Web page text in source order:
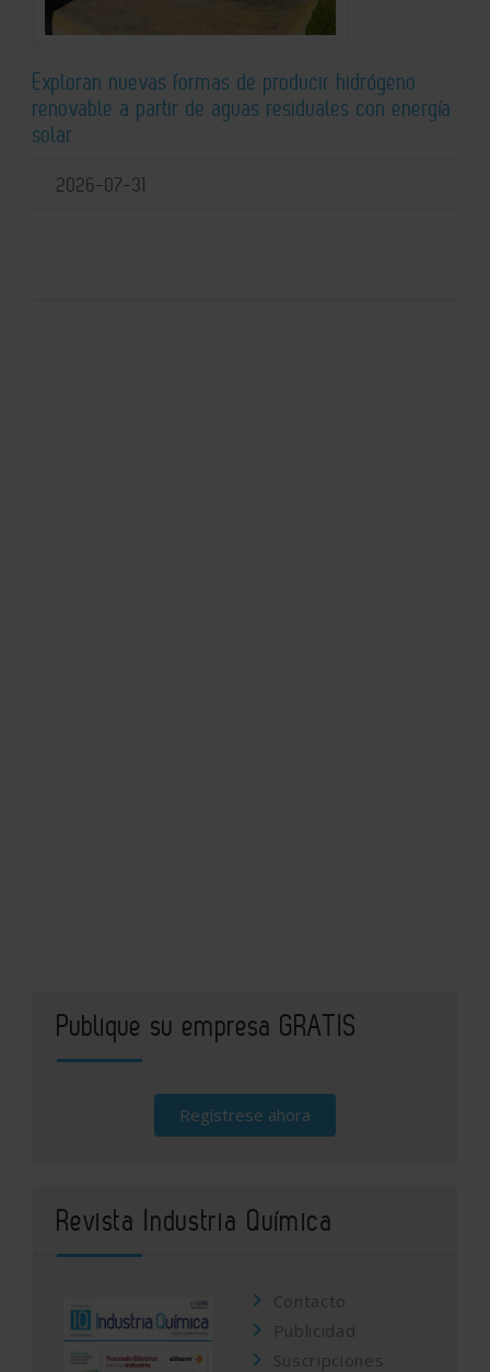
Exploran nuevas formas de producir hidrógeno
renovable a partir de aguas residuales con energía
solar
2026-07-31
Publique su empresa GRATIS
Regístrese ahora
Revista Industria Química
Contacto
Publicidad
Suscripciones